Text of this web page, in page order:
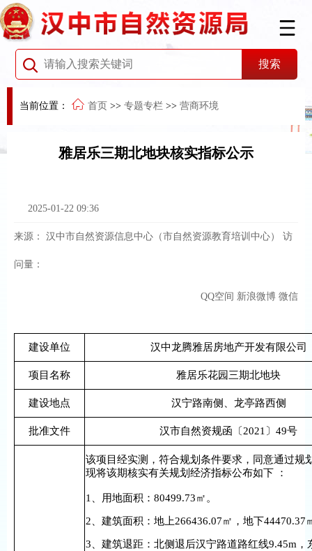
当前位置： 首页 >> 专题专栏 >> 营商环境
雅居乐三期北地块核实指标公示
2025-01-22 09:36
来源： 汉中市自然资源信息中心（市自然资源教育培训中心） 访
问量：
QQ空间 新浪微博 微信
建设单位 汉中龙腾雅居房地产开发有限公司
项目名称 雅居乐花园三期北地块
建设地点 汉宁路南侧、龙亭路西侧
批准文件 汉市自然资规函〔2021〕49号
该项目经实测，符合规划条件要求，同意通过规
现将该期核实有关规划经济指标公布如下 ：
1、用地面积：80499.73㎡。
2、建筑面积：地上266436.07㎡，地下44470.37
3、建筑退距：北侧退后汉宁路道路红线9.45m，